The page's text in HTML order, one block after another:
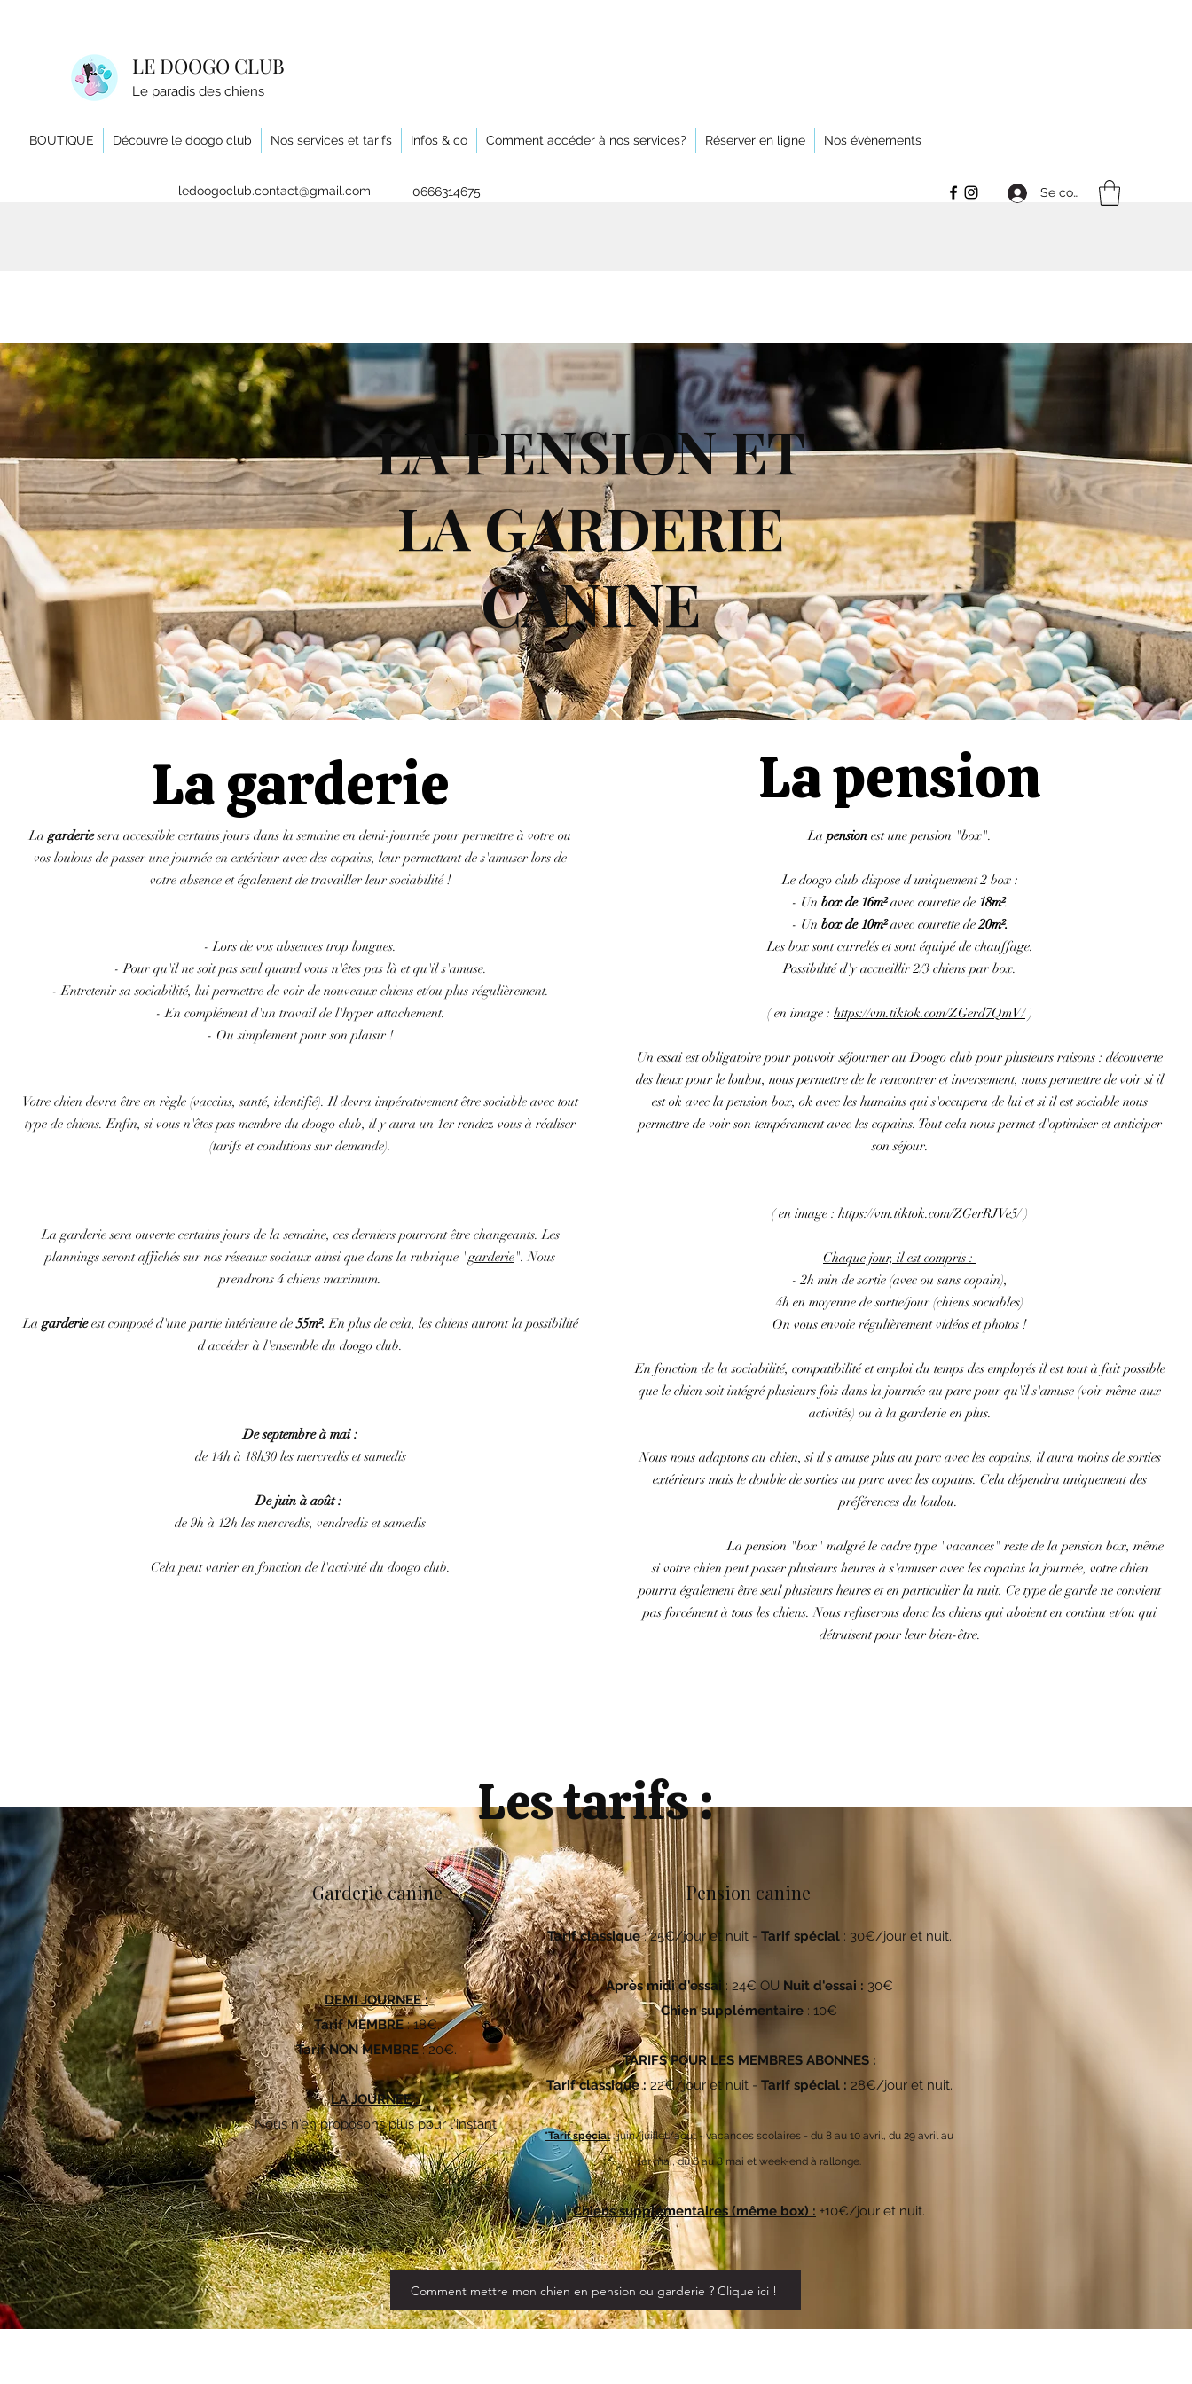
LE DOOGO CLUB
Le paradis des chiens
ledoogoclub.contact@gmail.com 0666314675 Se connecter
BOUTIQUE Découvre le doogo club Nos services et tarifs Infos & co Comment accéder à nos services? Réserver en ligne Nos évènements
LA PENSION ET
LA GARDERIE
CANINE
La garderie La pension
La pension est une pension "box".
Le doogo club dispose d'uniquement 2 box :
- Un box de 16m²avec courette de 18m².
- Un box de 10m²avec courette de20m².
Les box sont carrelés et sont équipé de chauffage.
Possibilité d'y accueillir 2/3 chiens par box.
( en image : https://vm.tiktok.com/ZGerd7QmV/)
Un essai est obligatoire pour pouvoir séjourner au Doogo club pour plusieurs raisons : découverte
des lieux pour le loulou, nous permettre de le rencontrer et inversement, nous permettre de voir si il
est ok avec la pension box, ok avec les humains qui s'occupera de lui et si il est sociable nous
permettre de voir son tempérament avec les copains. Tout cela nous permet d'optimiser et anticiper
son séjour.
( en image : https://vm.tiktok.com/ZGerRJVe5/)
Chaque jour, il est compris :
- 2h min de sortie (avec ou sans copain),
4h en moyenne de sortie/jour (chiens sociables)
On vous envoie régulièrement vidéos et photos !
En fonction de la sociabilité, compatibilité et emploi du temps des employés il est tout à fait possible
que le chien soit intégré plusieurs fois dans la journée au parc pour qu'il s'amuse (voir même aux
activités) ou à la garderie en plus.
Nous nous adaptons au chien, si il s'amuse plus au parc avec les copains, il aura moins de sorties
extérieurs mais le double de sorties au parc avec les copains. Cela dépendra uniquement des
préférences du loulou.
La pension "box" malgré le cadre type "vacances" reste de la pension box, même
si votre chien peut passer plusieurs heures à s'amuser avec les copains la journée, votre chien
pourra également être seul plusieurs heures et en particulier la nuit. Ce type de garde ne convient
pas forcément à tous les chiens. Nous refuserons donc les chiens qui aboient en continu et/ou qui
détruisent pour leur bien-être.
Lagarderiesera accessible certains jours dans la semaine en demi-journée pour permettre à votre ou
vos loulous de passer une journée en extérieur avec des copains, leur permettant de s'amuser lors de
votre absence et également de travailler leur sociabilité !
- Lors de vos absences trop longues.
- Pour qu'il ne soit pas seul quand vous n'êtes pas là et qu'il s'amuse.
- Entretenir sa sociabilité, lui permettre de voir de nouveaux chiens et/ou plus régulièrement.
- En complément d'un travail de l'hyper attachement.
- Ou simplement pour son plaisir !
Votre chien devra être en règle (vaccins, santé, identifié). Il devra impérativement être sociable avec tout
type de chiens. Enfin, si vous n'êtes pas membre du doogo club, il y aura un 1er rendez vous à réaliser
(tarifs et conditions sur demande).
La garderie sera ouverte certains jours de la semaine, ces derniers pourront être changeants. Les
plannings seront affichés sur nos réseaux sociaux ainsi que dans la rubrique "garderie". Nous
prendrons 4 chiens maximum.
La garderieest composé d'une partie intérieure de55m². En plus de cela, les chiens auront la possibilité
d'accéder à l'ensemble du doogo club.
De septembre à mai :
de 14h à 18h30 les mercredis et samedis
De juin à août :
de 9h à 12h les mercredis, vendredis et samedis
Cela peut varier en fonction de l'activité du doogo club.
Garderie canine
DEMI JOURNEE :
Tarif MEMBRE: 18€.
Tarif NON MEMBRE : 20€.
LA JOURNEE :
Nous n'en proposons plus pour l'instant.
Tarif classique: 25€/jour et nuit - Tarif spécial: 30€/jour et nuit.
Après midi d'essai : 24€ OU Nuit d'essai : 30€
Chien supplémentaire : 10€
TARIFS POUR LES MEMBRES ABONNES :
Tarif classique :22€/jour et nuit - Tarif spécial : 28€/jour et nuit.
*Tarif spécial: juin/juillet/aout - vacances scolaires - du 8 au 10 avril, du 29 avril au
1er mai, du 6 au 8 mai et week-end à rallonge.
Chiens supplémentaires (même box) : +10€/jour et nuit.
Pension canine
Comment mettre mon chien en pension ou garderie ? Clique ici !
Les tarifs :